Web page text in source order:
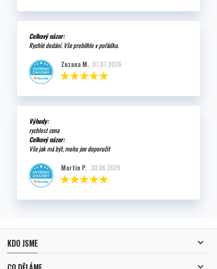
Celkový názor:
Rychlé dodání. Vše proběhlo v pořádku.
Zuzana M. 07.07.2026
Výhody:
rychlost cena
Celkový názor:
Vše jak má být, mohu jen doporučit
Martin P. 30.06.2026
KDO JSME 